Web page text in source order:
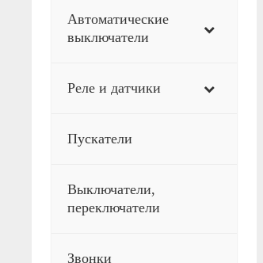
Автоматические
выключатели
Реле и датчики
Пускатели
Выключатели,
переключатели
Звонки